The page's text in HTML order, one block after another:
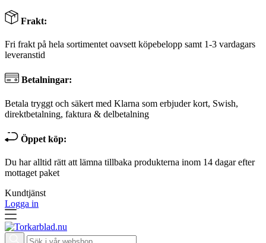
Frakt:
Fri frakt på hela sortimentet oavsett köpebelopp samt 1-3 vardagars
leveranstid
Betalningar:
Betala tryggt och säkert med Klarna som erbjuder kort, Swish,
direktbetalning, faktura & delbetalning
Öppet köp:
Du har alltid rätt att lämna tillbaka produkterna inom 14 dagar efter
mottaget paket
Kundtjänst
Logga in